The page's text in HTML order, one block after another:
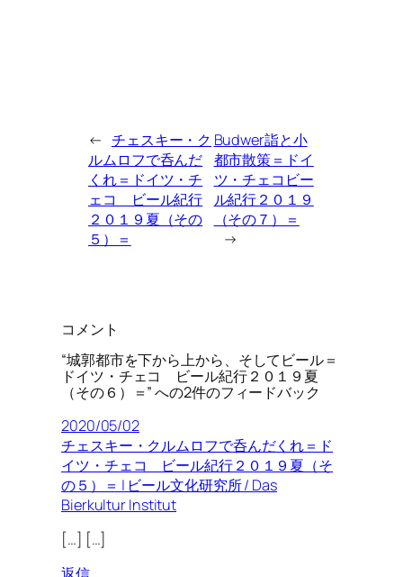
← チェスキー・ク
ルムロフで呑んだ
くれ＝ドイツ・チ
ェコ ビール紀行
２０１９夏（その
５）＝
Budwer詣と小
都市散策＝ドイ
ツ・チェコビー
ル紀行２０１９
（その７）＝
→
コメント
“城郭都市を下から上から、そしてビール＝
ドイツ・チェコ ビール紀行２０１９夏
（その６）＝” への2件のフィードバック
2020/05/02
チェスキー・クルムロフで呑んだくれ＝ド
イツ・チェコ ビール紀行２０１９夏（そ
の５）＝ | ビール文化研究所 / Das
Bierkultur Institut
[…] […]